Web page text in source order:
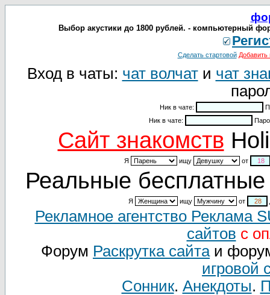
Выбор акустики до 1800 рублей. - компьютерный
Сделать стартовой Добавить
Вход в чаты: чат волчати чат
Ник в чате:
Ник в чате:
Cайт знакомств
Я ищу от
Реальные бесплатные
Я ищу от
Рекламное агентство Реклама
сайтов с
Форум Раскрутка сайтаи
игровой
Сонник. Анекдоты.